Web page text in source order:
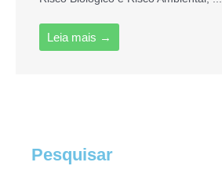
Leia mais →
Pesquisar